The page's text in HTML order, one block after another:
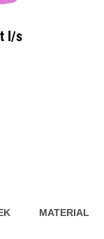
l/s
MATERIAL